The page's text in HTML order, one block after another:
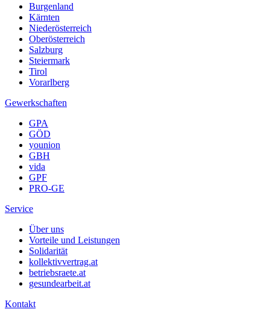
Burgenland
Kärnten
Niederösterreich
Oberösterreich
Salzburg
Steiermark
Tirol
Vorarlberg
Gewerkschaften
GPA
GÖD
younion
GBH
vida
GPF
PRO-GE
Service
Über uns
Vorteile und Leistungen
Solidarität
kollektivvertrag.at
betriebsraete.at
gesundearbeit.at
Kontakt